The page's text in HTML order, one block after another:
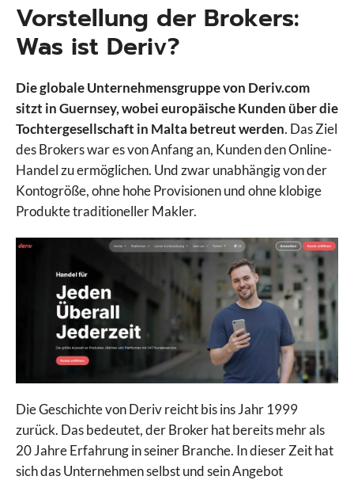
Vorstellung der Brokers:
Was ist Deriv?
Die globale Unternehmensgruppe von Deriv.com
sitzt in Guernsey, wobei europäische Kunden über die
Tochtergesellschaft in Malta betreut werden. Das Ziel
des Brokers war es von Anfang an, Kunden den Online-
Handel zu ermöglichen. Und zwar unabhängig von der
Kontogröße, ohne hohe Provisionen und ohne klobige
Produkte traditioneller Makler.
Die Geschichte von Deriv reicht bis ins Jahr 1999
zurück. Das bedeutet, der Broker hat bereits mehr als
20 Jahre Erfahrung in seiner Branche. In dieser Zeit hat
sich das Unternehmen selbst und sein Angebot